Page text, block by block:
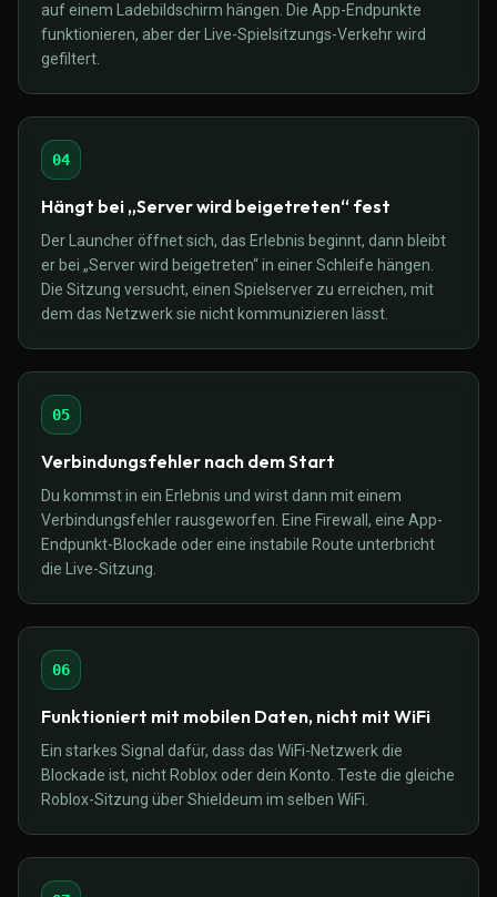
auf einem Ladebildschirm hängen. Die App-Endpunkte
funktionieren, aber der Live-Spielsitzungs-Verkehr wird
gefiltert.
04
Hängt bei „Server wird beigetreten“ fest
Der Launcher öffnet sich, das Erlebnis beginnt, dann bleibt
er bei „Server wird beigetreten“ in einer Schleife hängen.
Die Sitzung versucht, einen Spielserver zu erreichen, mit
dem das Netzwerk sie nicht kommunizieren lässt.
05
Verbindungsfehler nach dem Start
Du kommst in ein Erlebnis und wirst dann mit einem
Verbindungsfehler rausgeworfen. Eine Firewall, eine App-
Endpunkt-Blockade oder eine instabile Route unterbricht
die Live-Sitzung.
06
Funktioniert mit mobilen Daten, nicht mit WiFi
Ein starkes Signal dafür, dass das WiFi-Netzwerk die
Blockade ist, nicht Roblox oder dein Konto. Teste die gleiche
Roblox-Sitzung über Shieldeum im selben WiFi.